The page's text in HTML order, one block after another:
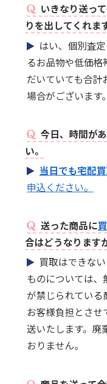
いきなり送って
りを出してくれま
はい、個別査
るお品物や低価
だいていても合計
場合がございます
今日、時間が
い。
当日でも宅配買
申込ください。
送った商品に
合はどうなります
買取はできな
ものについては、
が禁じられてい
お客様負担とさ
送いたします。廃
おりません。